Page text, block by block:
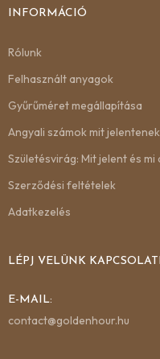
INFORMÁCIÓ
Rólunk
Felhasznált anyagok
Gyűrűméret megállapítása
Angyali számok mit jelentenek
Születésvirág: Mit jelent és
Szerződési feltételek
Adatkezelés
LÉPJ VELÜNK
E-MAIL:
contact@goldenhour.hu